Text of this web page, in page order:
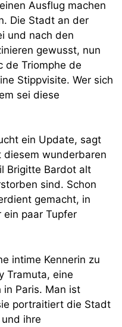
Ausflug machen
Die Stadt an der
und nach den
gewusst, nun
de Triomphe de
Stippvisite. Wer sich
sei diese
ein Update, sagt
diesem wunderbaren
Brigitte Bardot alt
sind. Schon
gemacht, in
ein paar Tupfer
intime Kennerin zu
Tramuta, eine
in Paris. Man ist
portraitiert die Stadt
ihre